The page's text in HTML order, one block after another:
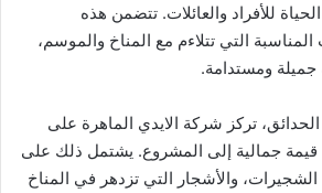
للأفراد والعائلات. تتضمن هذه
المناسبة التي تتلاءم مع المناخ والموسم،
ومستدامة.
تركز شركة الايدي الماهرة على
قيمة جمالية إلى المشروع. يشتمل ذلك على
الشجيرات، والأشجار التي تزدهر في المناخ